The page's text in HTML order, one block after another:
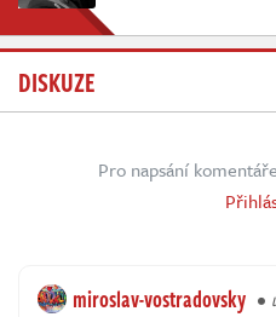
DISKUZE
Pro napsání
miroslav-vostradovsky